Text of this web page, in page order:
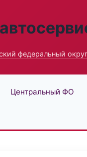
федеральный округ
Центральный ФО